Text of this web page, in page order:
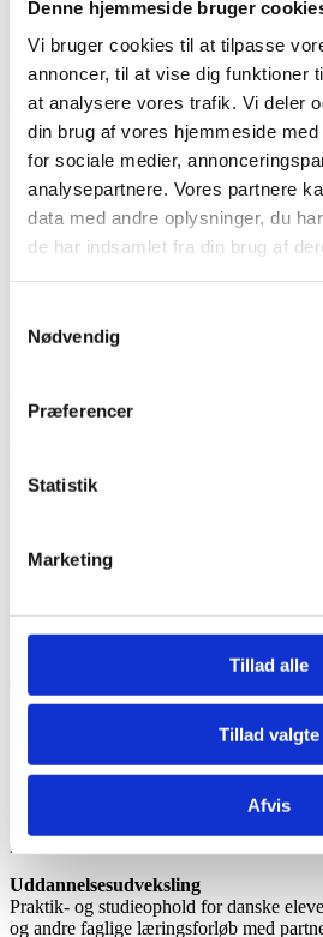
Denne hjemmeside bruger
Vi bruger cookies til at tilpasse
annoncer, til at vise dig funktioner
at analysere vores trafik. Vi deler
din brug af vores hjemmeside
for sociale medier,
analysepartnere. Vores partnere
data med andre oplysninger, du
de har indsamlet fra din brug af
Nødvendig
Præferencer
Statistik
Marketing
Tillad alle
Tillad valgte
Afvis
Udenrigsministeriet refunderer delvist
børn af danske medarbejdere i udlandet.
medarbejdere, der er udsendt til
arbejde. Alle organisationer, der opfylder
CKU administrerer disse tilskud – også
er medlemmer. Foruden refusion af
til dækning af børns hjemrejseudgifter
ansøgningsportalen. Nedenfor findes
Revisorerklæring
GLOBUS
CKU forvalter sammen med
(DTDA) GLOBUS – puljen for globalt
økonomisk støtte til:
Uddannelsesudveksling
Praktik- og studieophold for danske
og andre faglige læringsforløb med